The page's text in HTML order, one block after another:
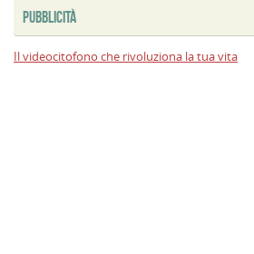
PUBBLICITÀ
Il videocitofono che rivoluziona la tua vita